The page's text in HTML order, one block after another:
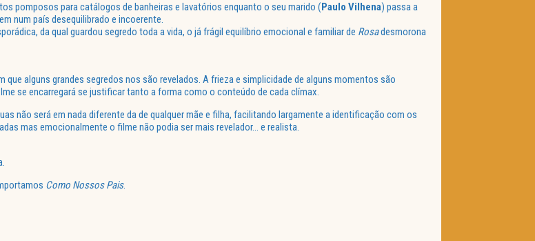
pomposos para catálogos de banheiras e lavatórios enquanto o seu marido (Paulo Vilhena) passa a
num país desequilibrado e incoerente.
da qual guardou segredo toda a vida, o já frágil equilíbrio emocional e familiar de Rosadesmorona
que alguns grandes segredos nos são revelados. A frieza e simplicidade de alguns momentos são
se encarregará se justificar tanto a forma como o conteúdo de cada clímax.
não será em nada diferente da de qualquer mãe e filha, facilitando largamente a identificação com os
mas emocionalmente o filme não podia ser mais revelador… e realista.
Como Nossos Pais.